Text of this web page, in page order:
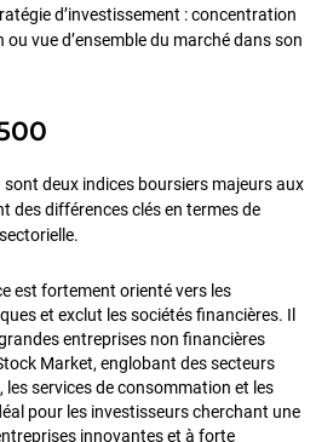
d’investissement : concentration
ou vue d’ensemble du marché dans son
sont deux indices boursiers majeurs aux
des différences clés en termes de
est fortement orienté vers les
et exclut les sociétés financières. Il
entreprises non financières
Market, englobant des secteurs
les services de consommation et les
pour les investisseurs cherchant une
innovantes et à forte